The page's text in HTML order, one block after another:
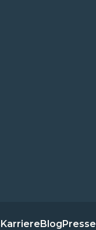
KarriereBlogPresse